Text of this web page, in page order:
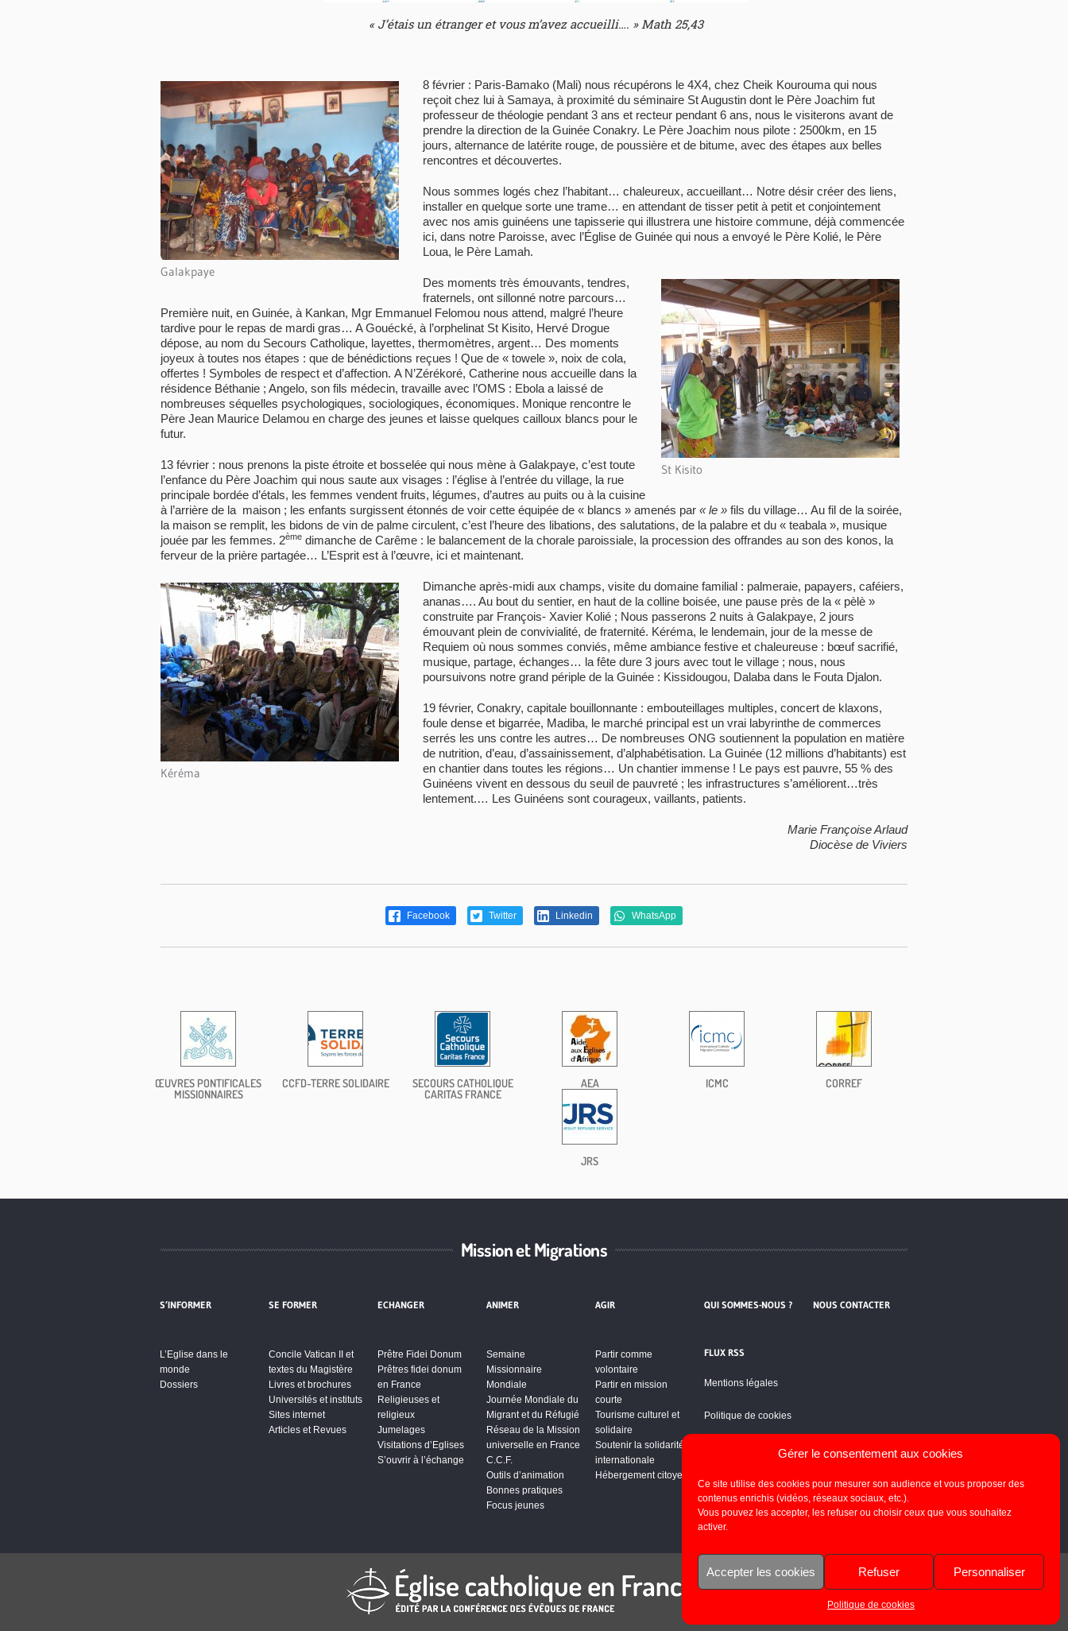
Gérer le consentement aux cookies
Ce site utilise des cookies pour mesurer son audience et vous proposer des
contenus enrichis (vidéos, réseaux sociaux, etc.).
Vous pouvez les accepter, les refuser ou choisir ceux que vous souhaitez
activer.
Accepter les cookies Refuser Personnaliser
Politique de cookies
« J’étais un étranger et vous m’avez accueilli…. » Math 25,43
Galakpaye
8 février : Paris-Bamako (Mali) nous récupérons le 4X4, chez Cheik Kourouma qui nous
reçoit chez lui à Samaya, à proximité du séminaire St Augustin dont le Père Joachim fut
professeur de théologie pendant 3 ans et recteur pendant 6 ans, nous le visiterons avant de
prendre la direction de la Guinée Conakry. Le Père Joachim nous pilote : 2500km, en 15
jours, alternance de latérite rouge, de poussière et de bitume, avec des étapes aux belles
rencontres et découvertes.
Nous sommes logés chez l’habitant… chaleureux, accueillant… Notre désir créer des liens,
installer en quelque sorte une trame… en attendant de tisser petit à petit et conjointement
avec nos amis guinéens une tapisserie qui illustrera une histoire commune, déjà commencée
ici, dans notre Paroisse, avec l’Église de Guinée qui nous a envoyé le Père Kolié, le Père
Loua, le Père Lamah.
St Kisito
Des moments très émouvants, tendres,
fraternels, ont sillonné notre parcours…
Première nuit, en Guinée, à Kankan, Mgr Emmanuel Felomou nous attend, malgré l’heure
tardive pour le repas de mardi gras… A Gouécké, à l’orphelinat St Kisito, Hervé Drogue
dépose, au nom du Secours Catholique, layettes, thermomètres, argent… Des moments
joyeux à toutes nos étapes : que de bénédictions reçues ! Que de « towele », noix de cola,
offertes ! Symboles de respect et d’affection. A N’Zérékoré, Catherine nous accueille dans la
résidence Béthanie ; Angelo, son fils médecin, travaille avec l’OMS : Ebola a laissé de
nombreuses séquelles psychologiques, sociologiques, économiques. Monique rencontre le
Père Jean Maurice Delamou en charge des jeunes et laisse quelques cailloux blancs pour le
futur.
13 février : nous prenons la piste étroite et bosselée qui nous mène à Galakpaye, c’est toute
l’enfance du Père Joachim qui nous saute aux visages : l’église à l’entrée du village, la rue
principale bordée d’étals, les femmes vendent fruits, légumes, d’autres au puits ou à la cuisine
à l’arrière de la maison ; les enfants surgissent étonnés de voir cette équipée de « blancs » amenés par « le » fils du village… Au fil de la soirée,
la maison se remplit, les bidons de vin de palme circulent, c’est l’heure des libations, des salutations, de la palabre et du « teabala », musique
jouée par les femmes. 2ème dimanche de Carême : le balancement de la chorale paroissiale, la procession des offrandes au son des konos, la
ferveur de la prière partagée… L’Esprit est à l’œuvre, ici et maintenant.
Kéréma
Dimanche après-midi aux champs, visite du domaine familial : palmeraie, papayers, caféiers,
ananas…. Au bout du sentier, en haut de la colline boisée, une pause près de la « pèlè »
construite par François- Xavier Kolié ; Nous passerons 2 nuits à Galakpaye, 2 jours
émouvant plein de convivialité, de fraternité. Kéréma, le lendemain, jour de la messe de
Requiem où nous sommes conviés, même ambiance festive et chaleureuse : bœuf sacrifié,
musique, partage, échanges… la fête dure 3 jours avec tout le village ; nous, nous
poursuivons notre grand périple de la Guinée : Kissidougou, Dalaba dans le Fouta Djalon.
19 février, Conakry, capitale bouillonnante : embouteillages multiples, concert de klaxons,
foule dense et bigarrée, Madiba, le marché principal est un vrai labyrinthe de commerces
serrés les uns contre les autres… De nombreuses ONG soutiennent la population en matière
de nutrition, d’eau, d’assainissement, d’alphabétisation. La Guinée (12 millions d’habitants) est
en chantier dans toutes les régions… Un chantier immense ! Le pays est pauvre, 55 % des
Guinéens vivent en dessous du seuil de pauvreté ; les infrastructures s’améliorent…très
lentement.… Les Guinéens sont courageux, vaillants, patients.
Marie Françoise Arlaud
Diocèse de Viviers
Facebook Twitter Linkedin WhatsApp
ŒUVRES PONTIFICALES
MISSIONNAIRES
CCFD-TERRE SOLIDAIRE
SECOURS CATHOLIQUE
CARITAS FRANCE
AEA ICMC CORREF
JRS
Mission et Migrations
S’INFORMER
L’Eglise dans le
monde
Dossiers
SE FORMER
Concile Vatican II et
textes du Magistère
Livres et brochures
Universités et instituts
Sites internet
Articles et Revues
ECHANGER
Prêtre Fidei Donum
Prêtres fidei donum
en France
Religieuses et
religieux
Jumelages
Visitations d’Eglises
S’ouvrir à l’échange
ANIMER
Semaine
Missionnaire
Mondiale
Journée Mondiale du
Migrant et du Réfugié
Réseau de la Mission
universelle en France
C.C.F.
Outils d’animation
Bonnes pratiques
Focus jeunes
AGIR
Partir comme
volontaire
Partir en mission
courte
Tourisme culturel et
solidaire
Soutenir la solidarité
internationale
Hébergement citoyen
QUI SOMMES-NOUS ? NOUS CONTACTER
FLUX RSS
Mentions légales
Politique de cookies